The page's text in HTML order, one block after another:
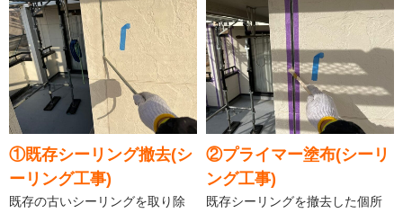
①既存シーリング撤去(シ
ーリング工事)
既存の古いシーリングを取り除
②プライマー塗布(シーリ
ング工事)
既存シーリングを撤去した個所